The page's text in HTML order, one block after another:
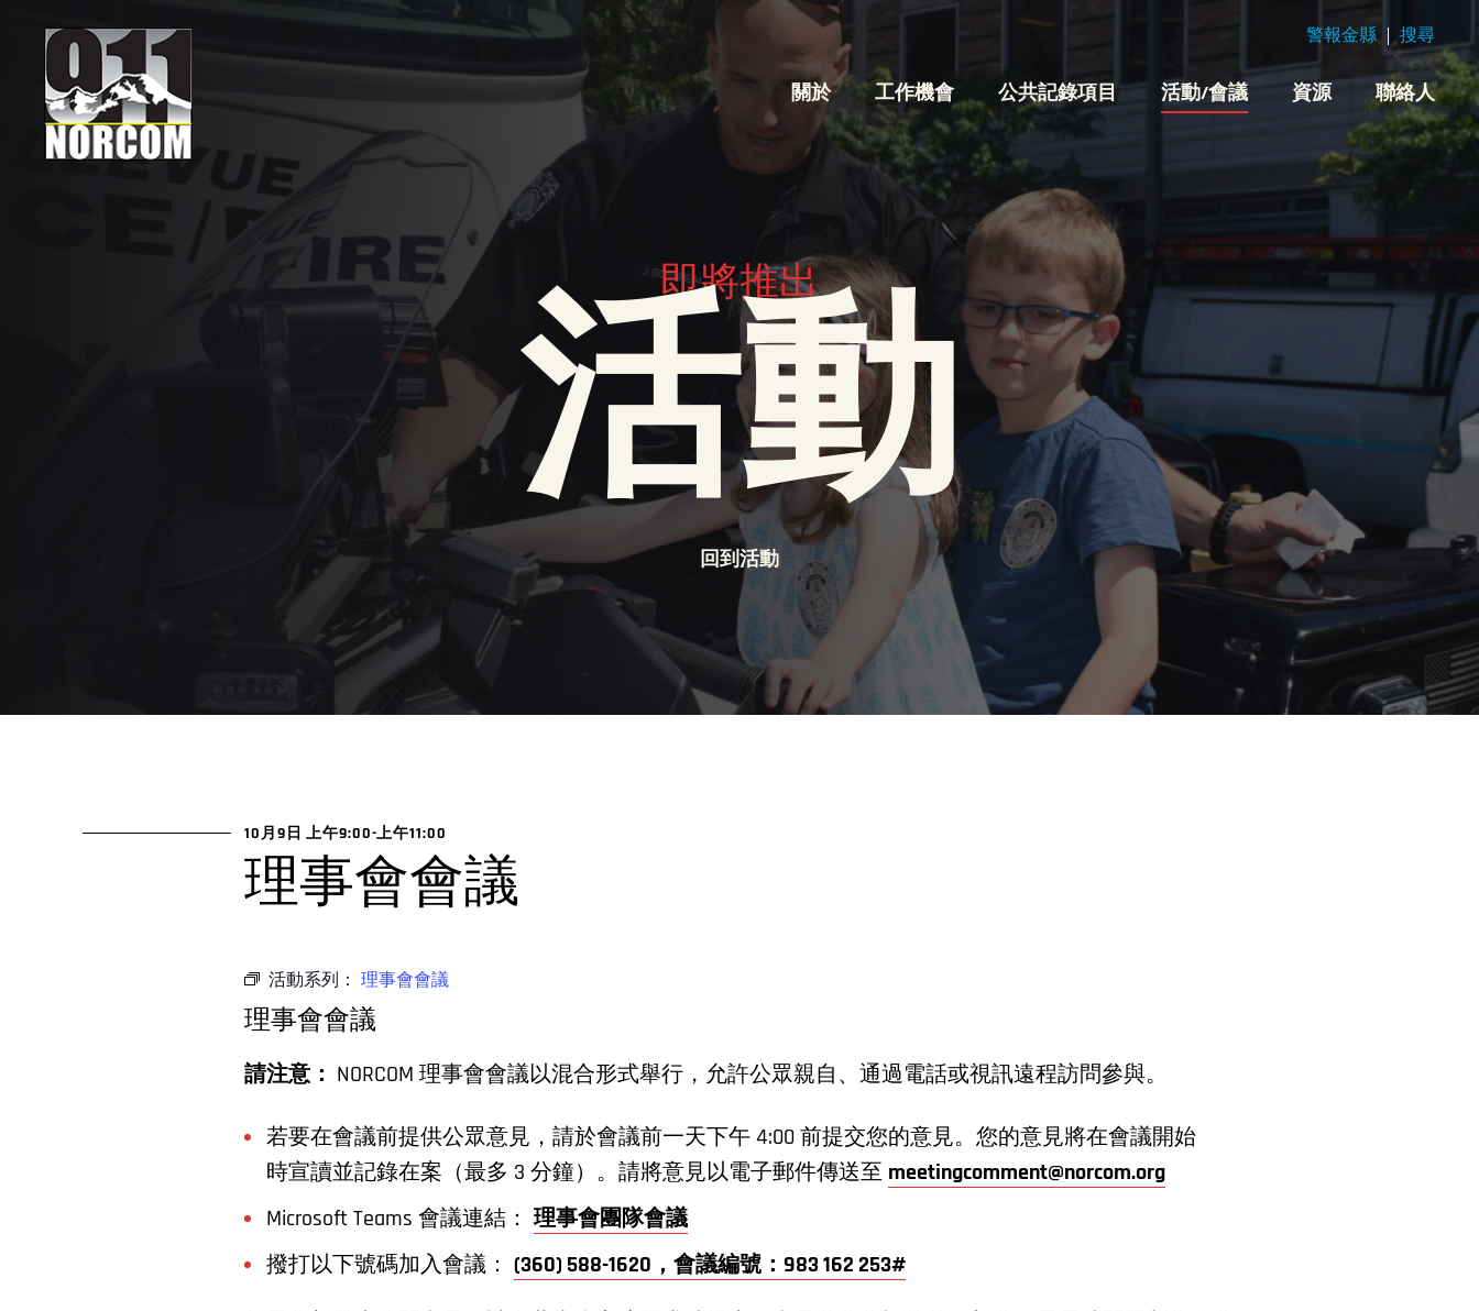
關於 工作機會 公共記錄項目 活動/會議 資源 聯絡人
警報金縣 搜尋
即將推出
活動
回到活動
10月9日 上午9:00-上午11:00
理事會會議
活動系列： 理事會會議
理事會會議
請注意： NORCOM 理事會會議以混合形式舉行，允許公眾親自、通過電話或視訊遠程訪問參與。
若要在會議前提供公眾意見，請於會議前一天下午 4:00 前提交您的意見。您的意見將在會議開始
時宣讀並記錄在案（最多 3 分鐘）。請將意見以電子郵件傳送至 meetingcomment@norcom.org
Microsoft Teams 會議連結： 理事會團隊會議
撥打以下號碼加入會議： (360) 588-1620，會議編號：983 162 253#